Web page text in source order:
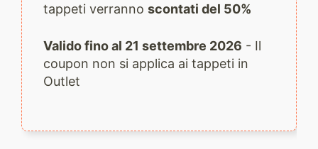
tappeti verranno scontati del 50%
Valido fino al 21 settembre 2026 - Il
coupon non si applica ai tappeti in
Outlet